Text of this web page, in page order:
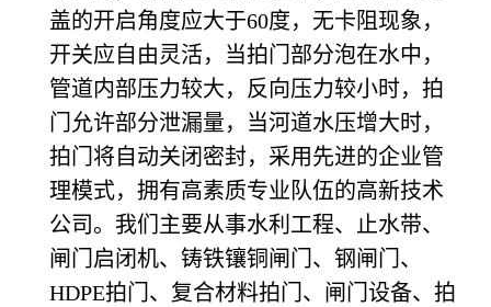
盖的开启角度应大于60度，无卡阻现象，
开关应自由灵活，当拍门部分泡在水中，
管道内部压力较大，反向压力较小时，拍
门允许部分泄漏量，当河道水压增大时，
拍门将自动关闭密封，采用先进的企业管
理模式，拥有高素质专业队伍的高新技术
公司。我们主要从事水利工程、止水带、
闸门启闭机、铸铁镶铜闸门、钢闸门、
HDPE拍门、复合材料拍门、闸门设备、拍